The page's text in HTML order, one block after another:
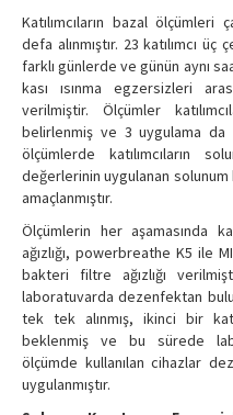
Katılımcıların bazal ölçümleri
defa alınmıştır. 23 katılımcı
farklı günlerde ve günün aynı
kası ısınma egzersizleri
verilmiştir. Ölçümler
belirlenmiş ve 3 uygulama da
ölçümlerde katılımcıların
değerlerinin uygulanan solunum
amaçlanmıştır.
Ölçümlerin her aşamasında
ağızlığı, powerbreathe K5 ile
bakteri filtre ağızlığı
laboratuvarda dezenfektan
tek tek alınmış, ikinci bir
beklenmiş ve bu sürede
ölçümde kullanılan cihazlar
uygulanmıştır.